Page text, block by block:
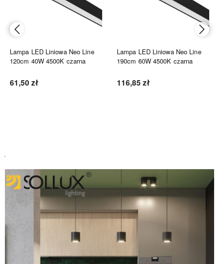
Lampa LED Liniowa Neo Line
120cm 40W 4500K czarna
61,50 zł
Lampa LED Liniowa Neo Line
190cm 60W 4500K czarna
116,85 zł